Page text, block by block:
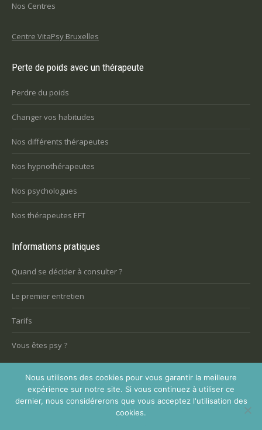
Nos Centres
Centre VitaPsy Bruxelles
Perte de poids avec un thérapeute
Perdre du poids
Changer vos habitudes
Nos différents thérapeutes
Nos hypnothérapeutes
Nos psychologues
Nos thérapeutes EFT
Informations pratiques
Quand se décider à consulter ?
Le premier entretien
Tarifs
Vous êtes psy ?
Inscription comme thérapeute
Copyright © 2026, Perdre du poids, tous droits réservés.
Nous utilisons des cookies pour vous garantir la meilleure
expérience sur notre site. Si vous continuez à utiliser ce
dernier, nous considérerons que vous acceptez l'utilisation des
cookies.